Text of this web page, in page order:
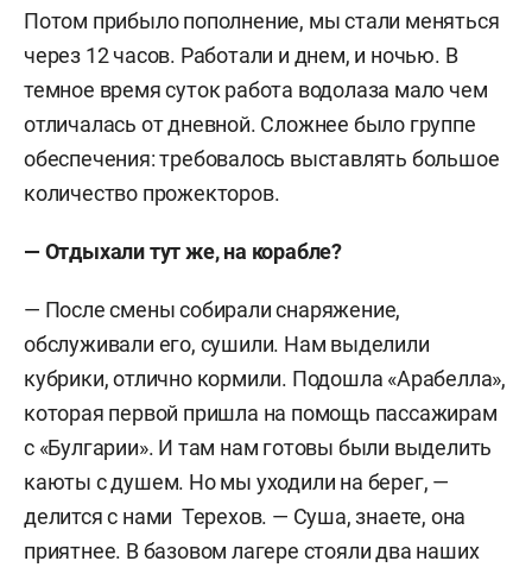
Потом прибыло пополнение, мы стали меняться
через 12 часов. Работали и днем, и ночью. В
темное время суток работа водолаза мало чем
отличалась от дневной. Сложнее было группе
обеспечения: требовалось выставлять большое
количество прожекторов.
— Отдыхали тут же, на корабле?
— После смены собирали снаряжение,
обслуживали его, сушили. Нам выделили
кубрики, отлично кормили. Подошла «Арабелла»,
которая первой пришла на помощь пассажирам
с «Булгарии». И там нам готовы были выделить
каюты с душем. Но мы уходили на берег, —
делится с нами Терехов. — Суша, знаете, она
приятнее. В базовом лагере стояли два наших